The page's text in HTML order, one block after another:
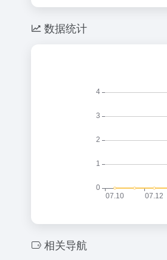
数据统计
相关导航